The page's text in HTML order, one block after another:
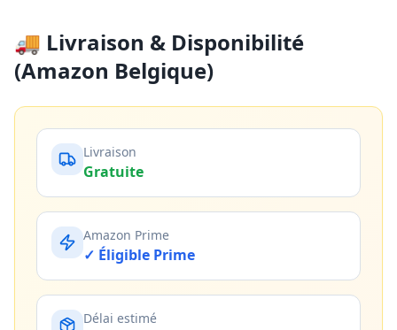
🚚 Livraison & Disponibilité
(Amazon Belgique)
Livraison
Gratuite
Amazon Prime
✓ Éligible Prime
Délai estimé